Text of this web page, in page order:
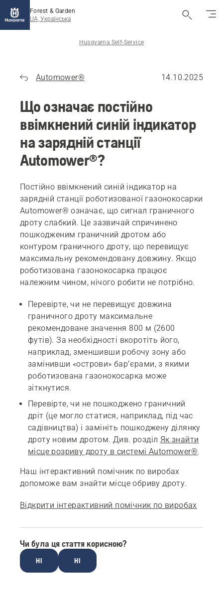
Forest & Garden
UA, Українська
Husqvarna Self-Service
Automower® 14.10.2025
Що означає постійно
ввімкнений синій індикатор
на зарядній станції
Automower®?
Постійно ввімкнений синій індикатор на
зарядній станції роботизованої газонокосарки
Automower® означає, що сигнал граничного
дроту слабкий. Це зазвичай спричинено
пошкодженим граничний дротом або
контуром граничного дроту, що перевищує
максимальну рекомендовану довжину. Якщо
роботизована газонокосарка працює
належним чином, нічого робити не потрібно.
Перевірте, чи не перевищує довжина
граничного дроту максимальне
рекомендоване значення 800 м (2600
футів). За необхідності вкоротіть його,
наприклад, зменшивши робочу зону або
замінивши «острови» бар’єрами, з якими
роботизована газонокосарка може
зіткнутися.
Перевірте, чи не пошкоджено граничний
дріт (це могло статися, наприклад, під час
садівництва) і замініть пошкоджену ділянку
дроту новим дротом. Див. розділ Як знайти
місце розриву дроту в системі Automower®.
Наш інтерактивний помічник по виробах
допоможе вам знайти місце обриву дроту.
Відкрити інтерактивний помічник по виробах
Чи була ця стаття корисною?
НІ НІ